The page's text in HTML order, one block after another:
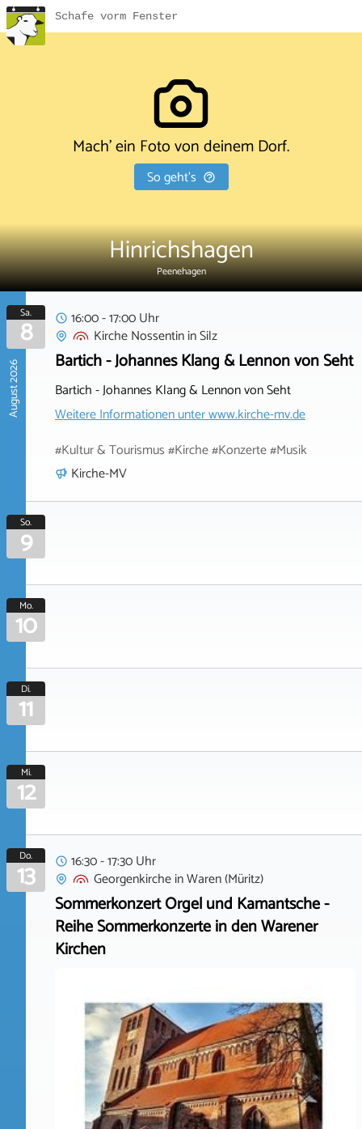
Schafe vorm Fenster
Mach' ein Foto von deinem Dorf.
So geht's
Hinrichshagen
Peenehagen
August 2026
Sa.
8
16:00 - 17:00 Uhr
Kirche NossentininSilz
Bartich - Johannes Klang & Lennon von Seht
Bartich - Johannes Klang & Lennon von Seht
Weitere Informationen unterwww.kirche-mv.de
#Kultur & Tourismus #Kirche #Konzerte #Musik
Kirche-MV
So.
9
Mo.
10
Di.
11
Mi.
12
Do.
13
16:30 - 17:30 Uhr
GeorgenkircheinWaren (Müritz)
Sommerkonzert Orgel und Kamantsche -
Reihe Sommerkonzerte in den Warener
Kirchen